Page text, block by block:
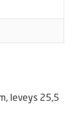
leveys 25,5